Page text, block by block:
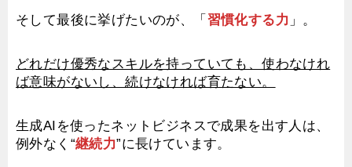
そして最後に挙げたいのが、「 習慣化する力 」。
どれだけ優秀なスキルを持っていても、使わなけれ
ば意味がないし、続けなければ育たない。
生成AIを使ったネットビジネスで成果を出す人は、
例外なく“継続力”に長けています。